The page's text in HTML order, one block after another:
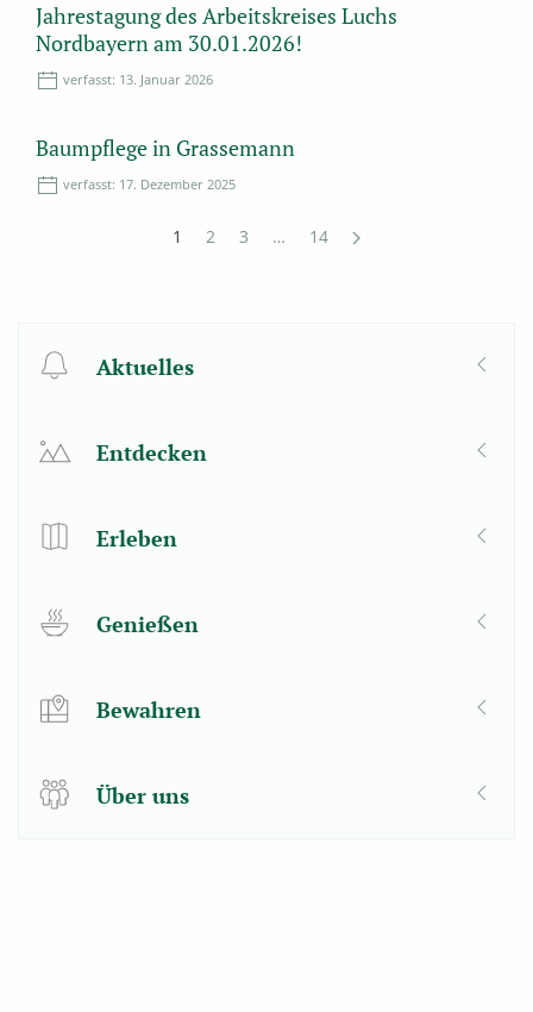
Jahrestagung des Arbeitskreises Luchs
Nordbayern am 30.01.2026!
verfasst: 13. Januar 2026
Baumpflege in Grassemann
verfasst: 17. Dezember 2025
1 2 3 … 14
Aktuelles
Entdecken
Erleben
Genießen
Bewahren
Über uns